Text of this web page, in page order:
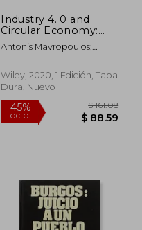
45%
Industry 4. 0 and
Circular Economy:
Towards a Wasteless
Future or a Wasteful
Solid Waste
Association) (en
Antonis Mavropoulos;
Wiley, 2020, 1 Edición, Tapa
Dura, Nuevo